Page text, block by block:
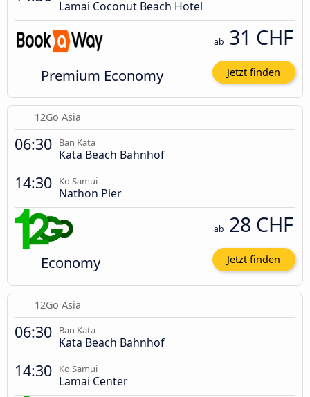
Lamai Coconut Beach Hotel
Premium Economy
ab 31 CHF
Jetzt finden
12Go Asia
06:30 Ban Kata
Kata Beach Bahnhof
14:30 Ko Samui
Nathon Pier
Economy
ab 28 CHF
Jetzt finden
12Go Asia
06:30 Ban Kata
Kata Beach Bahnhof
14:30 Ko Samui
Lamai Center